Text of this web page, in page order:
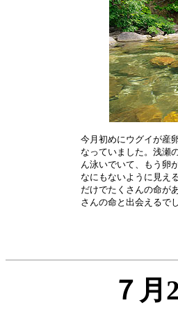
今月初めにウグイが産
なっていました。浅瀬
ん泳いでいて、もう卵
なにもないように見え
だけでたくさんの命が
７月